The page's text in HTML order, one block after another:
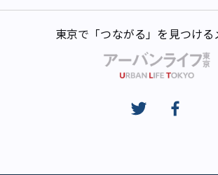
東京で「つながる」を見つける